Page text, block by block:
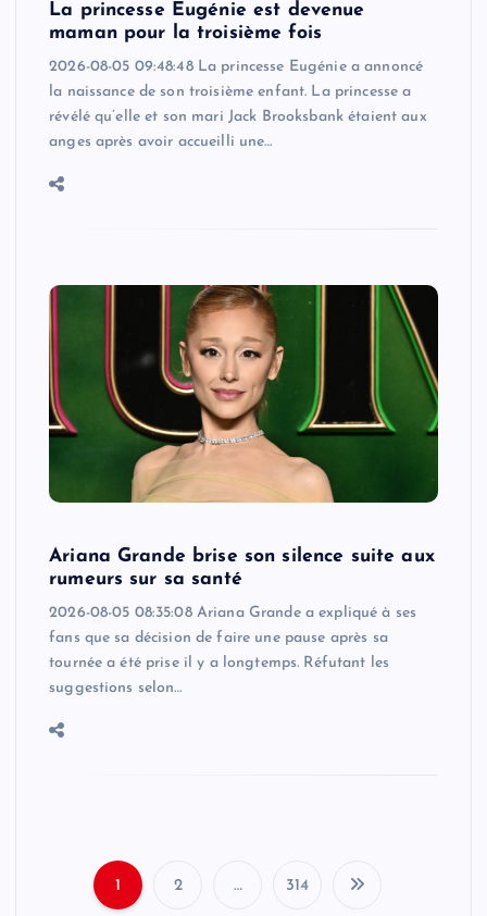
La princesse Eugénie est devenue
maman pour la troisième fois
2026-08-05 09:48:48 La princesse Eugénie a annoncé
la naissance de son troisième enfant. La princesse a
révélé qu’elle et son mari Jack Brooksbank étaient aux
anges après avoir accueilli une…
Ariana Grande brise son silence suite aux
rumeurs sur sa santé
2026-08-05 08:35:08 Ariana Grande a expliqué à ses
fans que sa décision de faire une pause après sa
tournée a été prise il y a longtemps. Réfutant les
suggestions selon…
1 2 … 314